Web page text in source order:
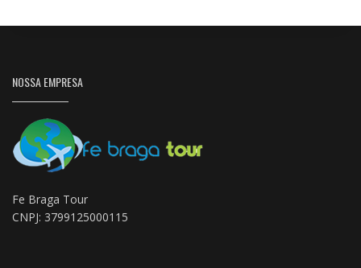
NOSSA EMPRESA
Fe Braga Tour
CNPJ: 3799125000115